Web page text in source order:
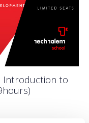
Introduction to